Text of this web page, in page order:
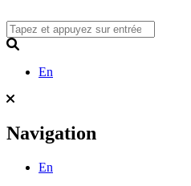
to
content
En
Navigation
En